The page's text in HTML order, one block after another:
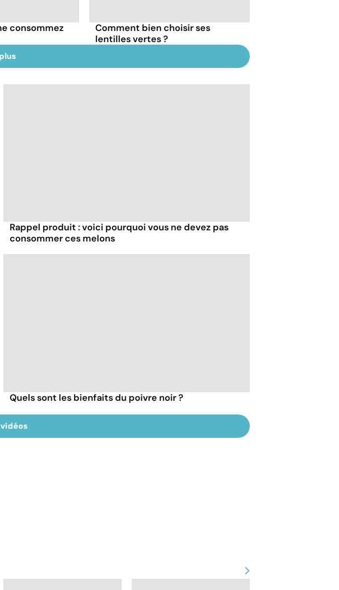
consommez
Comment bien choisir ses
lentilles vertes ?
Rappel produit : voici pourquoi vous ne devez pas
consommer ces melons
Quels sont les bienfaits du poivre noir ?